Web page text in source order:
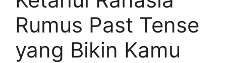
Rumus Past Tense
yang Bikin Kamu